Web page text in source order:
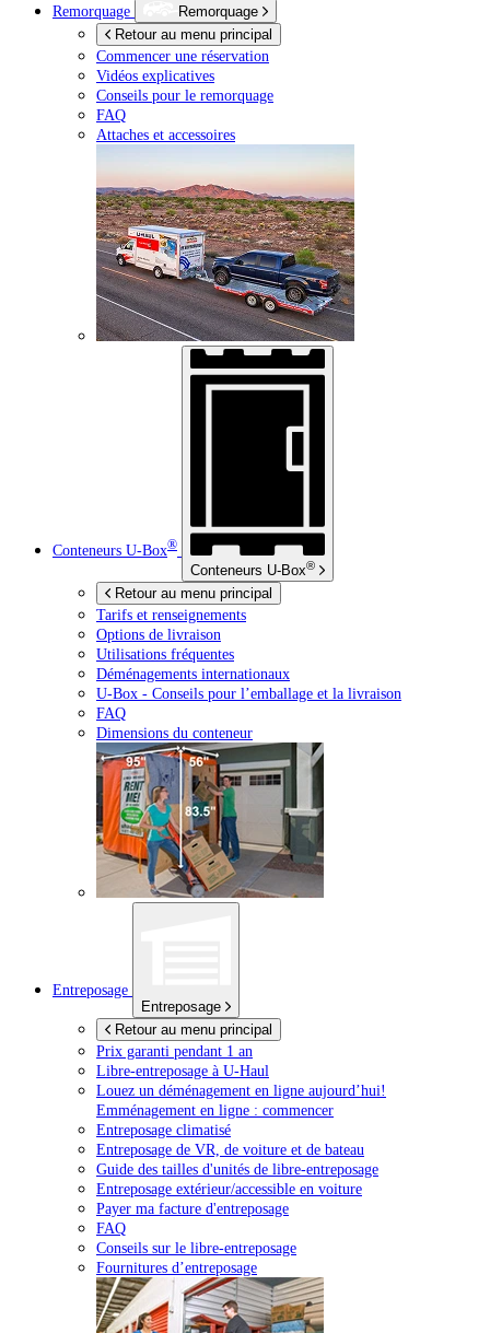
Remorquage
Remorquage
Retour au menu principal
Commencer une réservation
Vidéos explicatives
Conseils pour le remorquage
FAQ
Attaches et accessoires
Conteneurs U-Box®
Conteneurs U-Box®
Retour au menu principal
Tarifs et renseignements
Options de livraison
Utilisations fréquentes
Déménagements internationaux
U-Box - Conseils pour l’emballage et la livraison
FAQ
Dimensions du conteneur
Entreposage
Entreposage
Retour au menu principal
Prix garanti pendant 1 an
Libre-entreposage à U-Haul
Louez un déménagement en ligne aujourd’hui!
Emménagement en ligne : commencer
Entreposage climatisé
Entreposage de VR, de voiture et de bateau
Guide des tailles d'unités de libre-entreposage
Entreposage extérieur/accessible en voiture
Payer ma facture d'entreposage
FAQ
Conseils sur le libre-entreposage
Fournitures d’entreposage